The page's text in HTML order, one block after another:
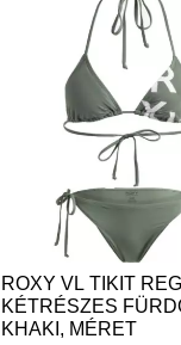
ROXY VL TIKIT
KÉTRÉSZES
KHAKI, MÉRET